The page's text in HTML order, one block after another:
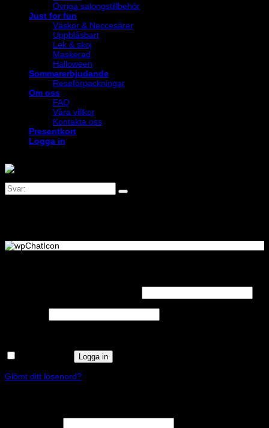
Övriga salongstillbehör
Just for fun
Väskor & Neccesärer
Uppblåsbart
Lek & skoj
Maskerad
Halloween
Sommarerbjudande
Reseförpackningar
Om oss
FAQ
Våra villkor
Kontakta oss
Presentkort
Logga in
Logga in
Glömt ditt lösenord?